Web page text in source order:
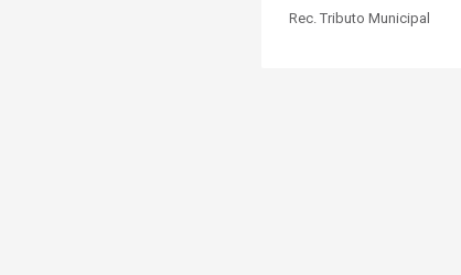
Rec. Tributo Municipal